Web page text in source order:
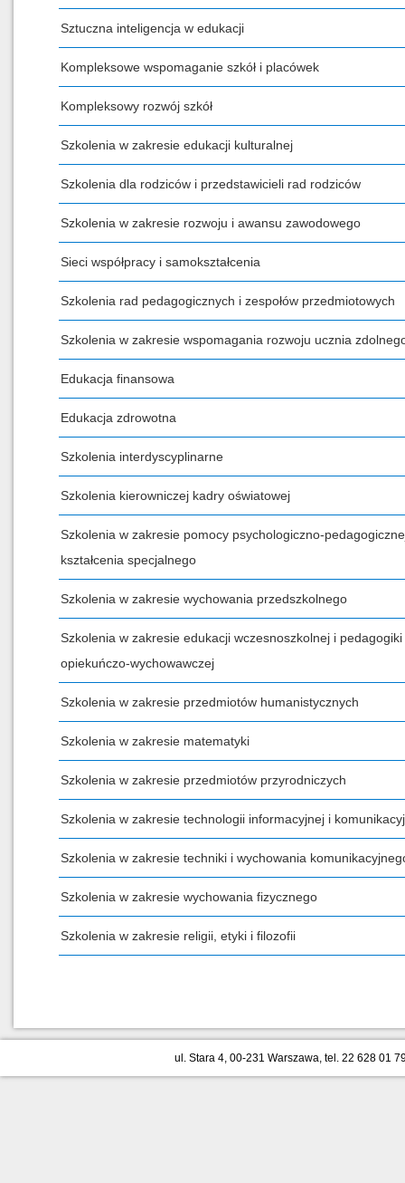
Sztuczna inteligencja w edukacji
Kompleksowe wspomaganie szkół i placówek
Kompleksowy rozwój szkół
Szkolenia w zakresie edukacji kulturalnej
Szkolenia dla rodziców i przedstawicieli rad rodziców
Szkolenia w zakresie rozwoju i awansu zawodowego
Sieci współpracy i samokształcenia
Szkolenia rad pedagogicznych i zespołów przedmiotowych
Szkolenia w zakresie wspomagania rozwoju ucznia
Edukacja finansowa
Edukacja zdrowotna
Szkolenia interdyscyplinarne
Szkolenia kierowniczej kadry oświatowej
Szkolenia w zakresie pomocy psychologiczno-
kształcenia specjalnego
Szkolenia w zakresie wychowania przedszkolnego
Szkolenia w zakresie edukacji wczesnoszkolnej i pedagogiki
opiekuńczo-wychowawczej
Szkolenia w zakresie przedmiotów humanistycznych
Szkolenia w zakresie matematyki
Szkolenia w zakresie przedmiotów przyrodniczych
Szkolenia w zakresie technologii informacyjnej i
Szkolenia w zakresie techniki i wychowania
Szkolenia w zakresie wychowania fizycznego
Szkolenia w zakresie religii, etyki i filozofii
ul. Stara 4, 00-231 Warszawa, tel. 22 628 01